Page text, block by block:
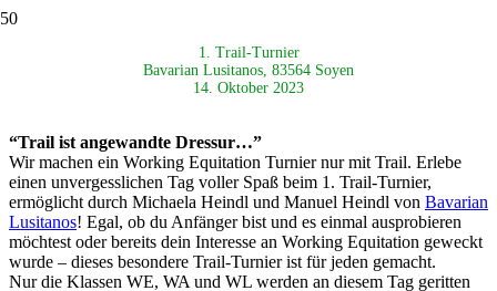
1. Trail-Turnier
Bavarian Lusitanos, 83564 Soyen
14. Oktober 2023
“Trail ist angewandte Dressur…”
Wir machen ein Working Equitation Turnier nur mit Trail. Erlebe
einen unvergesslichen Tag voller Spaß beim 1. Trail-Turnier,
ermöglicht durch Michaela Heindl und Manuel Heindl von Bavarian
Lusitanos! Egal, ob du Anfänger bist und es einmal ausprobieren
möchtest oder bereits dein Interesse an Working Equitation geweckt
wurde – dieses besondere Trail-Turnier ist für jeden gemacht.
Nur die Klassen WE, WA und WL werden an diesem Tag geritten